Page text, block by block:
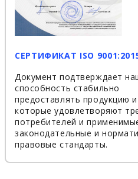
СЕРТИФИКАТ ISO
Документ подтверждает
способность стабильно
предоставлять продукцию и
которые удовлетворяют
потребителей и
законодательные и
правовые стандарты.